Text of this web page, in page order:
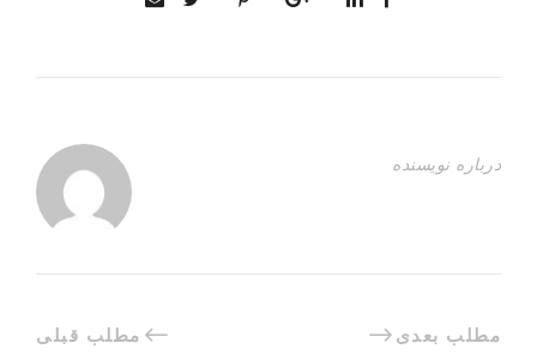
درباره نویسنده
مطلب قبلی مطلب بعدی